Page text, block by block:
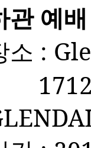
관 예배
소 :